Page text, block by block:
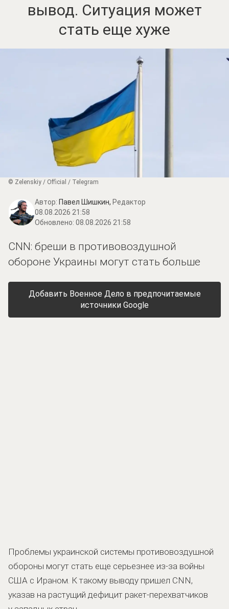
вывод. Ситуация может
стать еще хуже
© Zеlеnskiу / Оfficiаl / Telegram
Автор: Павел Шишкин, Редактор
08.08.2026 21:58
Обновлено: 08.08.2026 21:58
CNN: бреши в противовоздушной
обороне Украины могут стать больше
Добавить Военное Дело в предпочитаемые
источники Google
Проблемы украинской системы противовоздушной
обороны могут стать еще серьезнее из-за войны
США с Ираном. К такому выводу пришел CNN,
указав на растущий дефицит ракет-перехватчиков